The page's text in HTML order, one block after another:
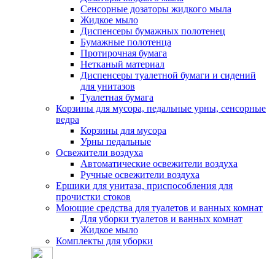
Сенсорные дозаторы жидкого мыла
Жидкое мыло
Диспенсеры бумажных полотенец
Бумажные полотенца
Протирочная бумага
Нетканый материал
Диспенсеры туалетной бумаги и сидений
для унитазов
Туалетная бумага
Корзины для мусора, педальные урны, сенсорные
ведра
Корзины для мусора
Урны педальные
Освежители воздуха
Автоматические освежители воздуха
Ручные освежители воздуха
Ершики для унитаза, приспособления для
прочистки стоков
Моющие средства для туалетов и ванных комнат
Для уборки туалетов и ванных комнат
Жидкое мыло
Комплекты для уборки